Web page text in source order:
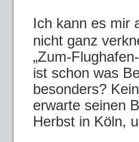
Ich kann es mir
nicht ganz
„Zum-
ist schon was
besonders?
erwarte seinen
Herbst in Köln,